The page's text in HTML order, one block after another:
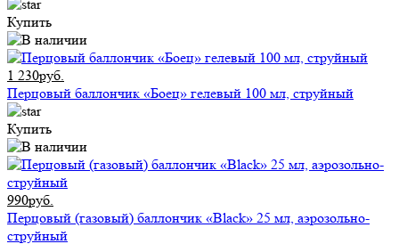
Купить
1 230руб.
Перцовый баллончик «Боец» гелевый 100 мл, струйный
Купить
990руб.
Перцовый (газовый) баллончик «Black» 25 мл, аэрозольно-
струйный